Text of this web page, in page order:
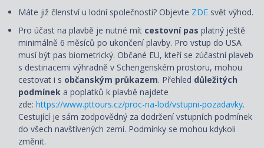
Máte již členství u lodní společnosti? Objevte ZDE svět výhod.
Pro účast na plavbě je nutné mít cestovní pas platný ještě
minimálně 6 měsíců po ukončení plavby. Pro vstup do USA
musí být pas biometrický. Občané EU, kteří se zúčastní plaveb
s destinacemi výhradně v Schengenském prostoru, mohou
cestovat i s občanským průkazem. Přehled důležitých
podmínek a poplatků k plavbě najdete
zde: https://www.pttours.cz/proc-na-lod/vstupni-pozadavky.
Cestující je sám zodpovědný za dodržení vstupních podmínek
do všech navštívených zemí. Podmínky se mohou kdykoli
změnit.